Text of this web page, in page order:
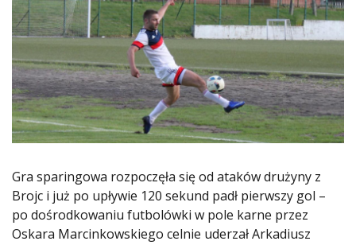
Gra sparingowa rozpoczęła się od ataków drużyny z
Brojc i już po upływie 120 sekund padł pierwszy gol –
po dośrodkowaniu futbolówki w pole karne przez
Oskara Marcinkowskiego celnie uderzał Arkadiusz